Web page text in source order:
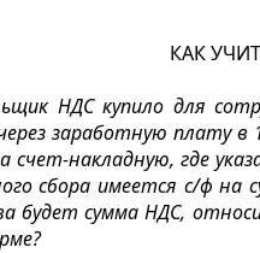
КАК
НДС купило для
заработную плату
счет-накладную, где
сбора имеется с/ф
будет сумма НДС,